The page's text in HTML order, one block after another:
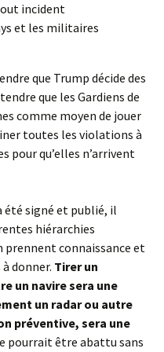
incident
et les militaires
que Trump décide des
que les Gardiens de
comme moyen de jouer
toutes les violations à
pour qu’elles n’arrivent
été signé et publié, il
hiérarchies
prennent connaissance et
donner. Tirer un
un navire sera une
un radar ou autre
préventive, sera une
pourrait être abattu sans